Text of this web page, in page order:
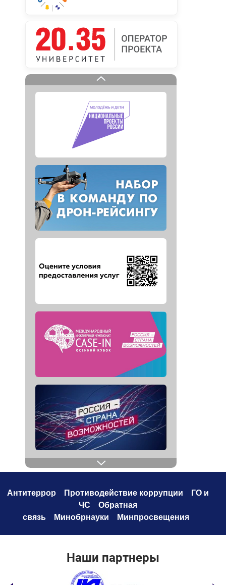
Антитеррор Противодействие коррупции
ГО и
ЧС
Обратная
связь
Минобрнауки Минпросвещения
Наши партнеры